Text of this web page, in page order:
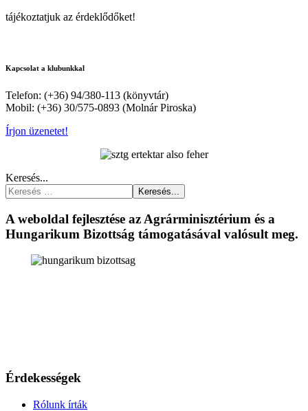
tájékoztatjuk az érdeklődőket!
Kapcsolat a klubunkkal
Telefon: (+36) 94/380-113 (könyvtár)
Mobil: (+36) 30/575-0893 (Molnár Piroska)
Írjon üzenetet!
Keresés...
Keresés...
A weboldal fejlesztése az Agrárminisztérium és a
Hungarikum Bizottság támogatásával valósult meg.
Érdekességek
Rólunk írták